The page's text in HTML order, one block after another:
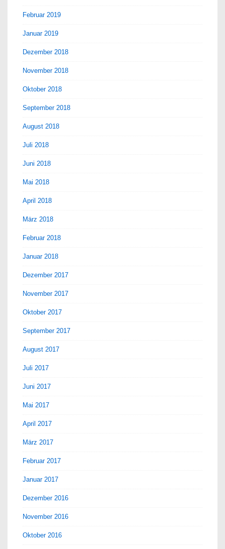
Februar 2019
Januar 2019
Dezember 2018
November 2018
Oktober 2018
September 2018
August 2018
Juli 2018
Juni 2018
Mai 2018
April 2018
März 2018
Februar 2018
Januar 2018
Dezember 2017
November 2017
Oktober 2017
September 2017
August 2017
Juli 2017
Juni 2017
Mai 2017
April 2017
März 2017
Februar 2017
Januar 2017
Dezember 2016
November 2016
Oktober 2016